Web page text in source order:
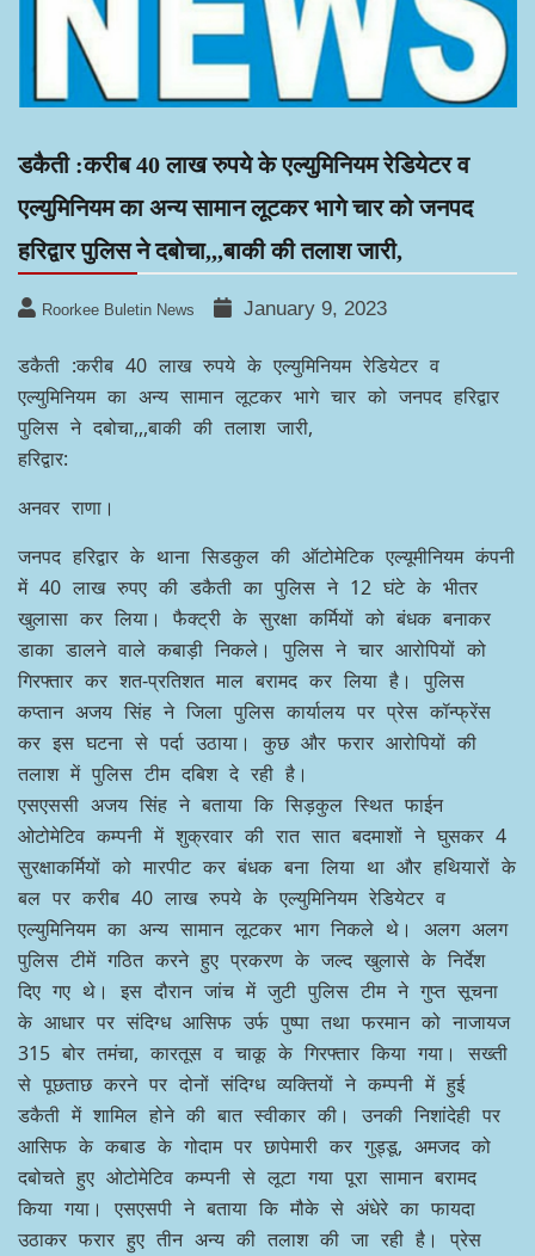
डकैती :करीब 40 लाख रुपये के एल्युमिनियम रेडियेटर व
एल्युमिनियम का अन्य सामान लूटकर भागे चार को जनपद
हरिद्वार पुलिस ने दबोचा,,,बाकी की तलाश जारी,
Roorkee Buletin News January 9, 2023
डकैती :करीब 40 लाख रुपये के एल्युमिनियम रेडियेटर व
एल्युमिनियम का अन्य सामान लूटकर भागे चार को जनपद हरिद्वार
पुलिस ने दबोचा,,,बाकी की तलाश जारी,
हरिद्वार:
अनवर राणा।
जनपद हरिद्वार के थाना सिडकुल की ऑटोमेटिक एल्यूमीनियम कंपनी
में 40 लाख रुपए की डकैती का पुलिस ने 12 घंटे के भीतर
खुलासा कर लिया। फैक्ट्री के सुरक्षा कर्मियों को बंधक बनाकर
डाका डालने वाले कबाड़ी निकले। पुलिस ने चार आरोपियों को
गिरफ्तार कर शत-प्रतिशत माल बरामद कर लिया है। पुलिस
कप्तान अजय सिंह ने जिला पुलिस कार्यालय पर प्रेस कॉन्फ्रेंस
कर इस घटना से पर्दा उठाया। कुछ और फरार आरोपियों की
तलाश में पुलिस टीम दबिश दे रही है।
एसएससी अजय सिंह ने बताया कि सिड़कुल स्थित फाईन
ओटोमेटिव कम्पनी में शुक्रवार की रात सात बदमाशों ने घुसकर 4
सुरक्षाकर्मियों को मारपीट कर बंधक बना लिया था और हथियारों के
बल पर करीब 40 लाख रुपये के एल्युमिनियम रेडियेटर व
एल्युमिनियम का अन्य सामान लूटकर भाग निकले थे। अलग अलग
पुलिस टीमें गठित करने हुए प्रकरण के जल्द खुलासे के निर्देश
दिए गए थे। इस दौरान जांच में जुटी पुलिस टीम ने गुप्त सूचना
के आधार पर संदिग्ध आसिफ उर्फ पुष्पा तथा फरमान को नाजायज
315 बोर तमंचा, कारतूस व चाकू के गिरफ्तार किया गया। सख्ती
से पूछताछ करने पर दोनों संदिग्ध व्यक्तियों ने कम्पनी में हुई
डकैती में शामिल होने की बात स्वीकार की। उनकी निशांदेही पर
आसिफ के कबाड के गोदाम पर छापेमारी कर गुड्डू, अमजद को
दबोचते हुए ओटोमेटिव कम्पनी से लूटा गया पूरा सामान बरामद
किया गया। एसएसपी ने बताया कि मौके से अंधेरे का फायदा
उठाकर फरार हुए तीन अन्य की तलाश की जा रही है। प्रेस